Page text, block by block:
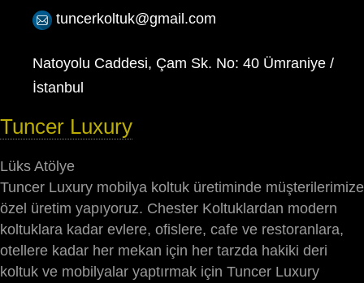
tuncerkoltuk@gmail.com
Natoyolu Caddesi, Çam Sk. No: 40 Ümraniye /
İstanbul
Tuncer Luxury
Lüks Atölye
Tuncer Luxury mobilya koltuk üretiminde müşterilerimize
özel üretim yapıyoruz. Chester Koltuklardan modern
koltuklara kadar evlere, ofislere, cafe ve restoranlara,
otellere kadar her mekan için her tarzda hakiki deri
koltuk ve mobilyalar yaptırmak için Tuncer Luxury